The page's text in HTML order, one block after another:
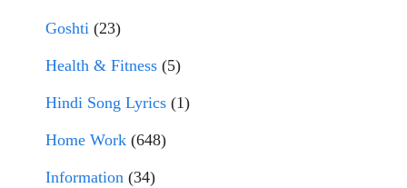
Goshti (23)
Health & Fitness (5)
Hindi Song Lyrics (1)
Home Work (648)
Information (34)